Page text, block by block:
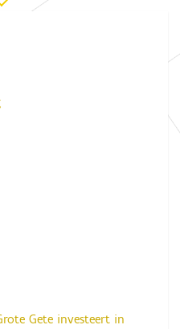
Gete investeert in